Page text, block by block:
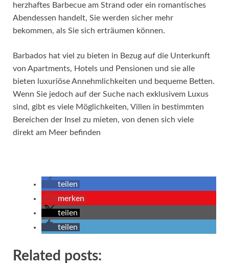
herzhaftes Barbecue am Strand oder ein romantisches
Abendessen handelt, Sie werden sicher mehr
bekommen, als Sie sich erträumen können.
Barbados hat viel zu bieten in Bezug auf die Unterkunft
von Apartments, Hotels und Pensionen und sie alle
bieten luxuriöse Annehmlichkeiten und bequeme Betten.
Wenn Sie jedoch auf der Suche nach exklusivem Luxus
sind, gibt es viele Möglichkeiten, Villen in bestimmten
Bereichen der Insel zu mieten, von denen sich viele
direkt am Meer befinden
teilen
merken
teilen
teilen
Related posts: